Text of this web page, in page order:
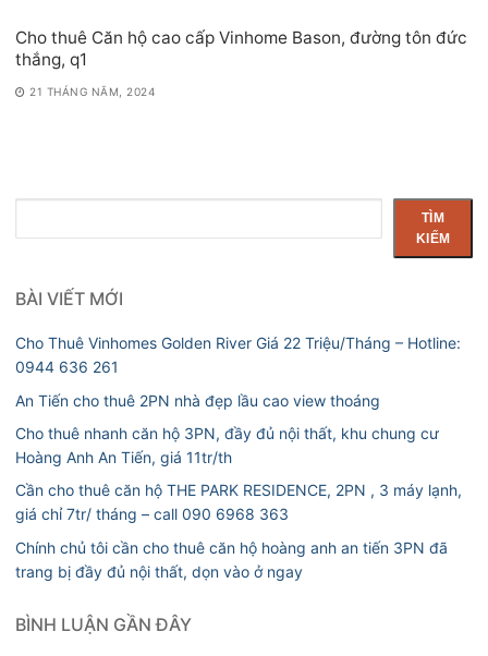
Cho thuê Căn hộ cao cấp Vinhome Bason, đường tôn đức
thắng, q1
21 THÁNG NĂM, 2024
kiếm
TÌM
KIẾM
BÀI VIẾT MỚI
Cho Thuê Vinhomes Golden River Giá 22 Triệu/Tháng – Hotline:
0944 636 261
An Tiến cho thuê 2PN nhà đẹp lầu cao view thoáng
Cho thuê nhanh căn hộ 3PN, đầy đủ nội thất, khu chung cư
Hoàng Anh An Tiến, giá 11tr/th
Cần cho thuê căn hộ THE PARK RESIDENCE, 2PN , 3 máy lạnh,
giá chỉ 7tr/ tháng – call 090 6968 363
Chính chủ tôi cần cho thuê căn hộ hoàng anh an tiến 3PN đã
trang bị đầy đủ nội thất, dọn vào ở ngay
BÌNH LUẬN GẦN ĐÂY